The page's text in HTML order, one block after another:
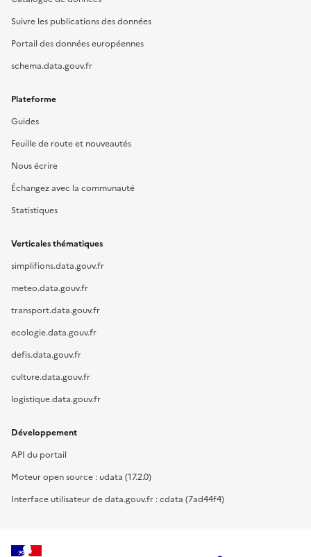
Suivre les publications des données
Portail des données européennes
schema.data.gouv.fr
Plateforme
Guides
Feuille de route et nouveautés
Nous écrire
Échangez avec la communauté
Statistiques
Verticales thématiques
simplifions.data.gouv.fr
meteo.data.gouv.fr
transport.data.gouv.fr
ecologie.data.gouv.fr
defis.data.gouv.fr
culture.data.gouv.fr
logistique.data.gouv.fr
Développement
API du portail
Moteur open source : udata (17.2.0)
Interface utilisateur de data.gouv.fr : cdata (7ad44f4)